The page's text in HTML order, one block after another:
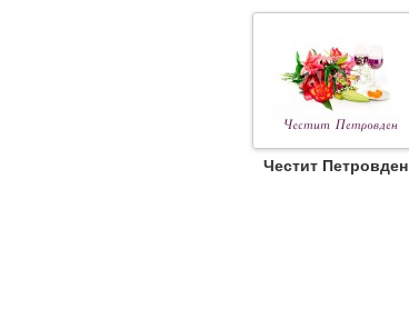
Честит Петровден